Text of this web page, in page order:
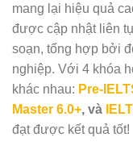
mang lại hiệu quả
được cập nhật liên
soạn, tổng hợp bởi
nghiệp. Với 4 khóa
khác nhau: Pre-
Master 6.0+, và
đạt được kết quả tốt!